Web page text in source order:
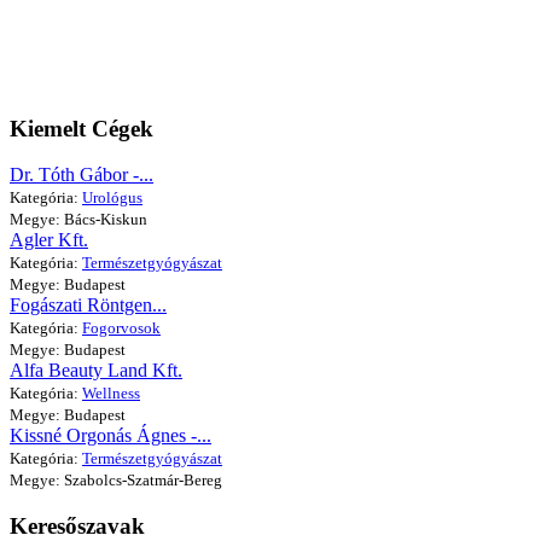
Kiemelt Cégek
Dr. Tóth Gábor -...
Kategória: Urológus
Megye: Bács-Kiskun
Agler Kft.
Kategória: Természetgyógyászat
Megye: Budapest
Fogászati Röntgen...
Kategória: Fogorvosok
Megye: Budapest
Alfa Beauty Land Kft.
Kategória: Wellness
Megye: Budapest
Kissné Orgonás Ágnes -...
Kategória: Természetgyógyászat
Megye: Szabolcs-Szatmár-Bereg
Keresőszavak